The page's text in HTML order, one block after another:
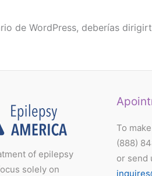
de WordPress, deberías
of epilepsy
solely on
To
(888)
or send